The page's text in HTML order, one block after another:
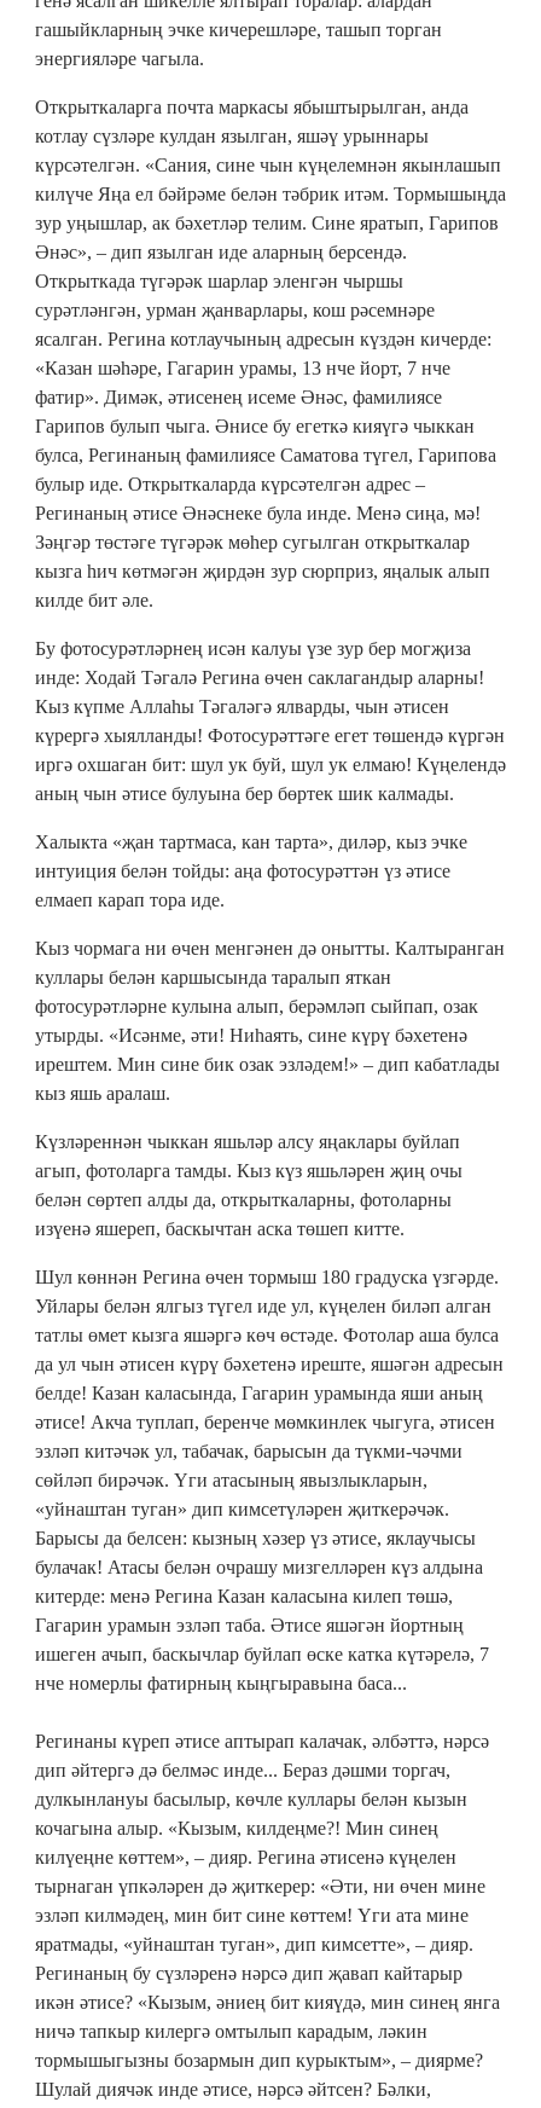
гашыйкларның эчке кичерешләре, ташып торган
энергияләре чагыла.
Открыткаларга почта маркасы ябыштырылган, анда
котлау сүзләре кулдан язылган, яшәү урыннары
күрсәтелгән. «Сания, сине чын күңелемнән якынлашып
килүче Яңа ел бәйрәме белән тәбрик итәм. Тормышыңда
зур уңышлар, ак бәхетләр телим. Сине яратып, Гарипов
Әнәс», – дип язылган иде аларның берсендә.
Открыткада түгәрәк шарлар эленгән чыршы
сурәтләнгән, урман җанварлары, кош рәсемнәре
ясалган. Регина котлаучының адресын күздән кичерде:
«Казан шәһәре, Гагарин урамы, 13 нче йорт, 7 нче
фатир». Димәк, әтисенең исеме Әнәс, фамилиясе
Гарипов булып чыга. Әнисе бу егеткә кияүгә чыккан
булса, Регинаның фамилиясе Саматова түгел, Гарипова
булыр иде. Открыткаларда күрсәтелгән адрес –
Регинаның әтисе Әнәснеке була инде. Менә сиңа, мә!
Зәңгәр төстәге түгәрәк мөһер сугылган открыткалар
кызга һич көтмәгән җирдән зур сюрприз, яңалык алып
килде бит әле.
Бу фотосурәтләрнең исән калуы үзе зур бер могҗиза
инде: Ходай Тәгалә Регина өчен саклагандыр аларны!
Кыз күпме Аллаһы Тәгаләгә ялварды, чын әтисен
күрергә хыялланды! Фотосурәттәге егет төшендә күргән
иргә охшаган бит: шул ук буй, шул ук елмаю! Күңелендә
аның чын әтисе булуына бер бөртек шик калмады.
Халыкта «җан тартмаса, кан тарта», диләр, кыз эчке
интуиция белән тойды: аңа фотосурәттән үз әтисе
елмаеп карап тора иде.
Кыз чормага ни өчен менгәнен дә онытты. Калтыранган
куллары белән каршысында таралып яткан
фотосурәтләрне кулына алып, берәмләп сыйпап, озак
утырды. «Исәнме, әти! Ниһаять, сине күрү бәхетенә
ирештем. Мин сине бик озак эзләдем!» – дип кабатлады
кыз яшь аралаш.
Күзләреннән чыккан яшьләр алсу яңаклары буйлап
агып, фотоларга тамды. Кыз күз яшьләрен җиң очы
белән сөртеп алды да, открыткаларны, фотоларны
изүенә яшереп, баскычтан аска төшеп китте.
Шул көннән Регина өчен тормыш 180 градуска үзгәрде.
Уйлары белән ялгыз түгел иде ул, күңелен биләп алган
татлы өмет кызга яшәргә көч өстәде. Фотолар аша булса
да ул чын әтисен күрү бәхетенә иреште, яшәгән адресын
белде! Казан каласында, Гагарин урамында яши аның
әтисе! Акча туплап, беренче мөмкинлек чыгуга, әтисен
эзләп китәчәк ул, табачак, барысын да түкми-чәчми
сөйләп бирәчәк. Үги атасының явызлыкларын,
«уйнаштан туган» дип кимсетүләрен җиткерәчәк.
Барысы да белсен: кызның хәзер үз әтисе, яклаучысы
булачак! Атасы белән очрашу мизгелләрен күз алдына
китерде: менә Регина Казан каласына килеп төшә,
Гагарин урамын эзләп таба. Әтисе яшәгән йортның
ишеген ачып, баскычлар буйлап өске катка күтәрелә, 7
нче номерлы фатирның кыңгыравына баса...
Регинаны күреп әтисе аптырап калачак, әлбәттә, нәрсә
дип әйтергә дә белмәс инде... Бераз дәшми торгач,
дулкынлануы басылыр, көчле куллары белән кызын
кочагына алыр. «Кызым, килдеңме?! Мин синең
килүеңне көттем», – дияр. Регина әтисенә күңелен
тырнаган үпкәләрен дә җиткерер: «Әти, ни өчен мине
эзләп килмәдең, мин бит сине көттем! Үги ата мине
яратмады, «уйнаштан туган», дип кимсетте», – дияр.
Регинаның бу сүзләренә нәрсә дип җавап кайтарыр
икән әтисе? «Кызым, әниең бит кияүдә, мин синең янга
ничә тапкыр килергә омтылып карадым, ләкин
тормышыгызны бозармын дип курыктым», – диярме?
Шулай диячәк инде әтисе, нәрсә әйтсен? Бәлки,